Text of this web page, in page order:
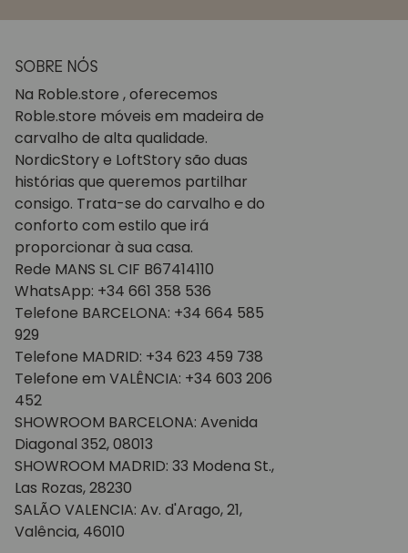
SOBRE NÓS
Na Roble.store , oferecemos
Roble.store móveis em madeira de
carvalho de alta qualidade.
NordicStory e LoftStory são duas
histórias que queremos partilhar
consigo. Trata-se do carvalho e do
conforto com estilo que irá
proporcionar à sua casa.
Rede MANS SL CIF B67414110
WhatsApp: +34 661 358 536
Telefone BARCELONA: +34 664 585
929
Telefone MADRID: +34 623 459 738
Telefone em VALÊNCIA: +34 603 206
452
SHOWROOM BARCELONA: Avenida
Diagonal 352, 08013
SHOWROOM MADRID: 33 Modena St.,
Las Rozas, 28230
SALÃO VALENCIA: Av. d'Arago, 21,
Valência, 46010